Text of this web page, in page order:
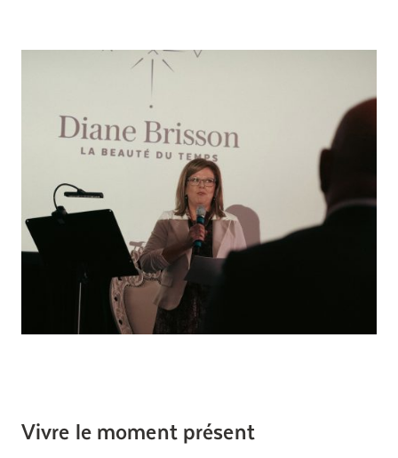
Vivre le moment présent